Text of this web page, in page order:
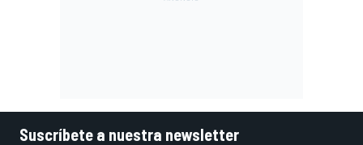
Suscríbete a nuestra newsletter